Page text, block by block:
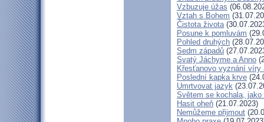
Vzbuzuje úžas
Vztah s Bohem
Čistota života
Posune k pomluvám
Pohled druhých
Sedm západů
Svatý Jáchyme a Anno
Křesťanovo vyznání víry
Poslední kapka krve
Umrtvovat jazyk
Světem se kochala,
Hasit oheň (21.07.2023)
Nemůžeme přijmout